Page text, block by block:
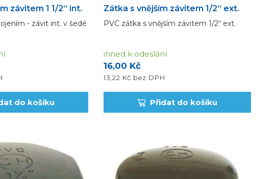
závitem 1 1/2“ int.
- závit int. v šedé
do košíku
Zátka s vnějším závitem 1/2“ ext.
PVC zátka s vnějším závitem 1/2“ ext.
16,00 Kč
13,22 Kč bez DPH
ihned k odeslání
Přidat do košíku